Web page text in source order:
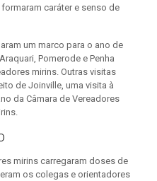
caráter e senso de
um marco para o ano de
Pomerode e Penha
mirins. Outras visitas
de Joinville, uma visita à
da Câmara de Vereadores
mirins carregaram doses de
os colegas e orientadores